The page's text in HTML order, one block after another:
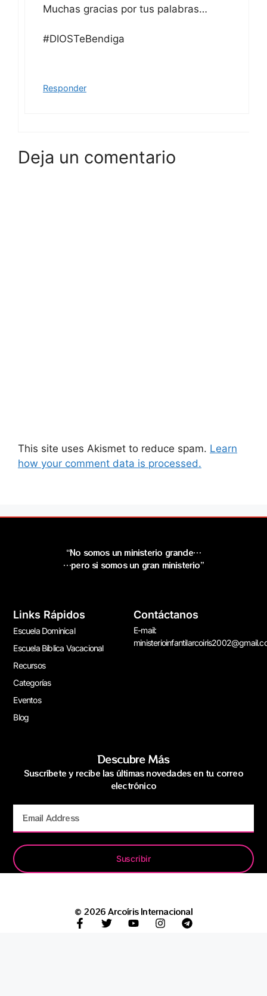
Muchas gracias por tus palabras…
#DIOSTeBendiga
Responder
Deja un comentario
This site uses Akismet to reduce spam. Learn
how your comment data is processed.
“No somos un ministerio grande…
…pero si somos un gran ministerio”
Links Rápidos
Escuela Dominical
Escuela Bíblica Vacacional
Recursos
Categorías
Eventos
Blog
Contáctanos
E-mail:
Descubre Más
Suscríbete y recibe las últimas novedades en tu correo
electrónico
Suscribir
© 2026 Arcoíris Internacional